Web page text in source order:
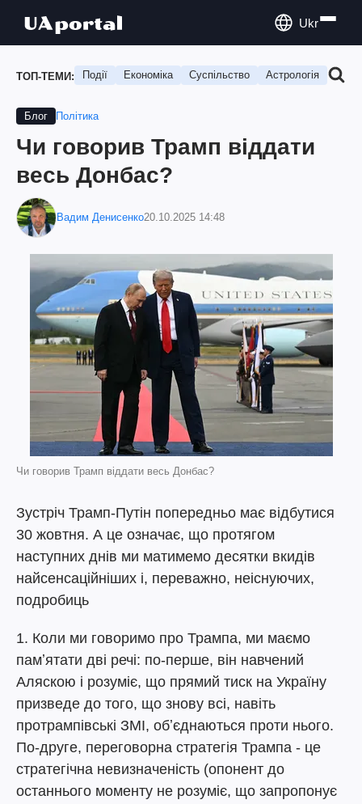
Ukr
ТОП-ТЕМИ: Події Економіка Суспільство Астрологія
Блог Політика
Чи говорив Трамп віддати
весь Донбас?
Вадим Денисенко20.10.2025 14:48
Чи говорив Трамп віддати весь Донбас?
Зустріч Трамп-Путін попередньо має відбутися
30 жовтня. А це означає, що протягом
наступних днів ми матимемо десятки вкидів
найсенсаційніших і, переважно, неіснуючих,
подробиць
1. Коли ми говоримо про Трампа, ми маємо
памʼятати дві речі: по-перше, він навчений
Аляскою і розуміє, що прямий тиск на Україну
призведе до того, що знову всі, навіть
протрампівські ЗМІ, обʼєднаються проти нього.
По-друге, переговорна стратегія Трампа - це
стратегічна невизначеність (опонент до
останнього моменту не розуміє, що запропонує